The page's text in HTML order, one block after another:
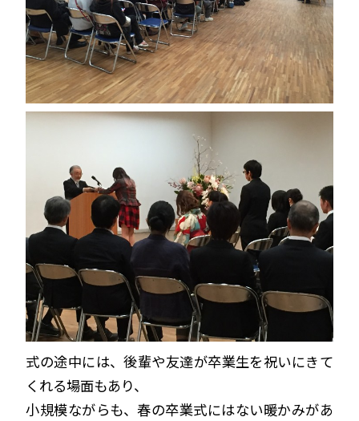
式の途中には、後輩や友達が卒業生を祝いにきて
くれる場面もあり、
小規模ながらも、春の卒業式にはない暖かみがあ